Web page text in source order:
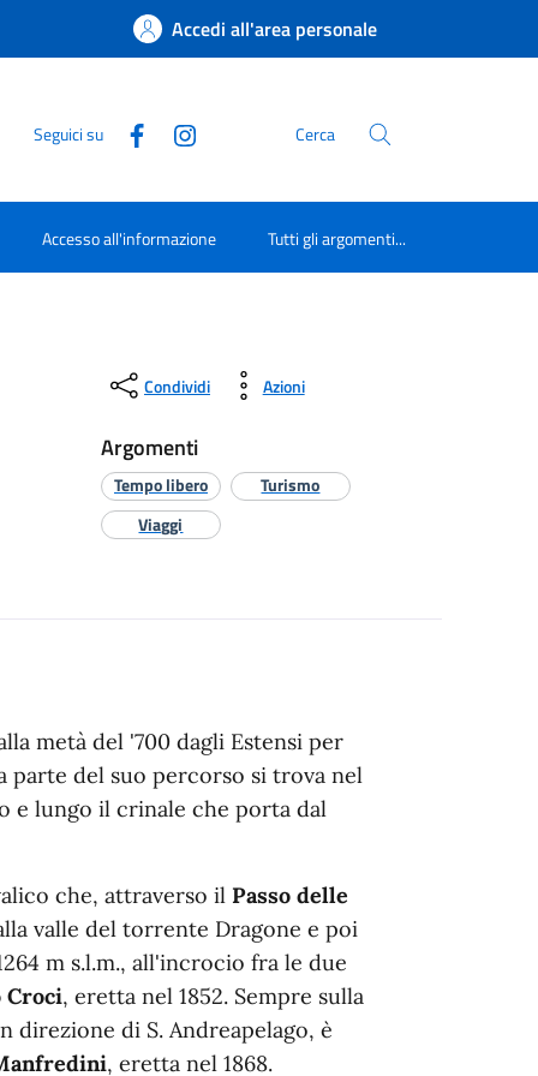
Accedi all'area personale
Seguici su Cerca
Accesso all'informazione Tutti gli argomenti...
Condividi Azioni
Argomenti
Tempo libero
Turismo
Viaggi
metà del '700 dagli Estensi per
parte del suo percorso si trova nel
e lungo il crinale che porta dal
che, attraverso il Passo delle
valle del torrente Dragone e poi
m s.l.m., all'incrocio fra le due
Croci, eretta nel 1852. Sempre sulla
direzione di S. Andreapelago, è
, eretta nel 1868.